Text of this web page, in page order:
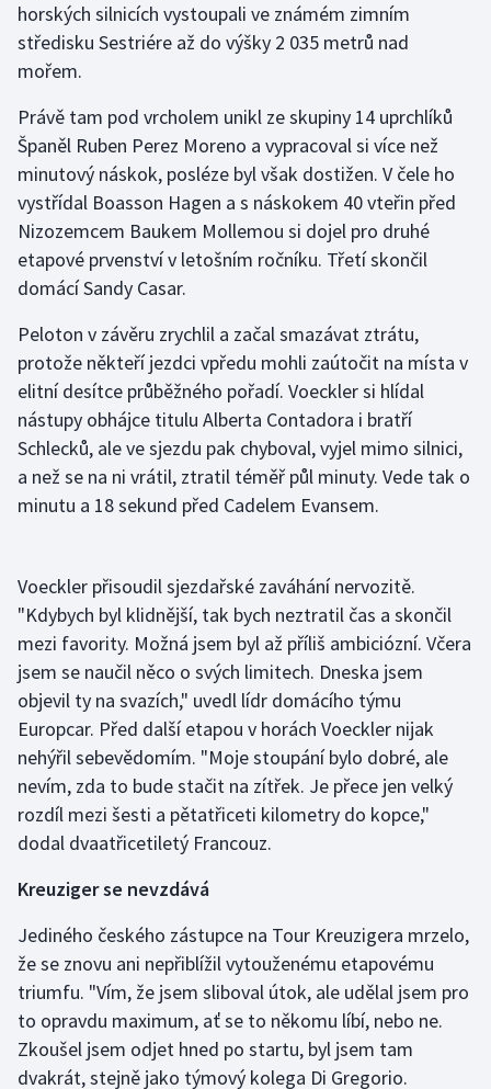
Moderní pětiboj
Olympijské hry
Parasport
Plavání
Plážový volejbal
Ragby
Rychlobruslení
Rychlostní kanoistika
Short track
Stolní tenis
Triatlon
Veslování
Vodní slalom
Volejbal
Ostatní
horských silnicích vystoupali ve známém zimním
středisku Sestriére až do výšky 2 035 metrů nad
mořem.
Právě tam pod vrcholem unikl ze skupiny 14 uprchlíků
Španěl Ruben Perez Moreno a vypracoval si více než
minutový náskok, posléze byl však dostižen. V čele ho
vystřídal Boasson Hagen a s náskokem 40 vteřin před
Nizozemcem Baukem Mollemou si dojel pro druhé
etapové prvenství v letošním ročníku. Třetí skončil
domácí Sandy Casar.
Peloton v závěru zrychlil a začal smazávat ztrátu,
protože někteří jezdci vpředu mohli zaútočit na místa v
elitní desítce průběžného pořadí. Voeckler si hlídal
nástupy obhájce titulu Alberta Contadora i bratří
Schlecků, ale ve sjezdu pak chyboval, vyjel mimo silnici,
a než se na ni vrátil, ztratil téměř půl minuty. Vede tak o
minutu a 18 sekund před Cadelem Evansem.
Voeckler přisoudil sjezdařské zaváhání nervozitě.
"Kdybych byl klidnější, tak bych neztratil čas a skončil
mezi favority. Možná jsem byl až příliš ambiciózní. Včera
jsem se naučil něco o svých limitech. Dneska jsem
objevil ty na svazích," uvedl lídr domácího týmu
Europcar. Před další etapou v horách Voeckler nijak
nehýřil sebevědomím. "Moje stoupání bylo dobré, ale
nevím, zda to bude stačit na zítřek. Je přece jen velký
rozdíl mezi šesti a pětatřiceti kilometry do kopce,"
dodal dvaatřicetiletý Francouz.
Kreuziger se nevzdává
Jediného českého zástupce na Tour Kreuzigera mrzelo,
že se znovu ani nepřiblížil vytouženému etapovému
triumfu. "Vím, že jsem sliboval útok, ale udělal jsem pro
to opravdu maximum, ať se to někomu líbí, nebo ne.
Zkoušel jsem odjet hned po startu, byl jsem tam
dvakrát, stejně jako týmový kolega Di Gregorio.